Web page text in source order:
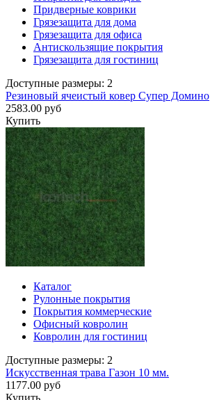
Придверные коврики
Грязезащита для дома
Грязезащита для офиса
Антискользящие покрытия
Грязезащита для гостиниц
Доступные размеры: 2
Резиновый ячеистый ковер Супер Домино
2583.00 руб
Купить
Каталог
Рулонные покрытия
Покрытия коммерческие
Офисный ковролин
Ковролин для гостиниц
Доступные размеры: 2
Искусственная трава Газон 10 мм.
1177.00 руб